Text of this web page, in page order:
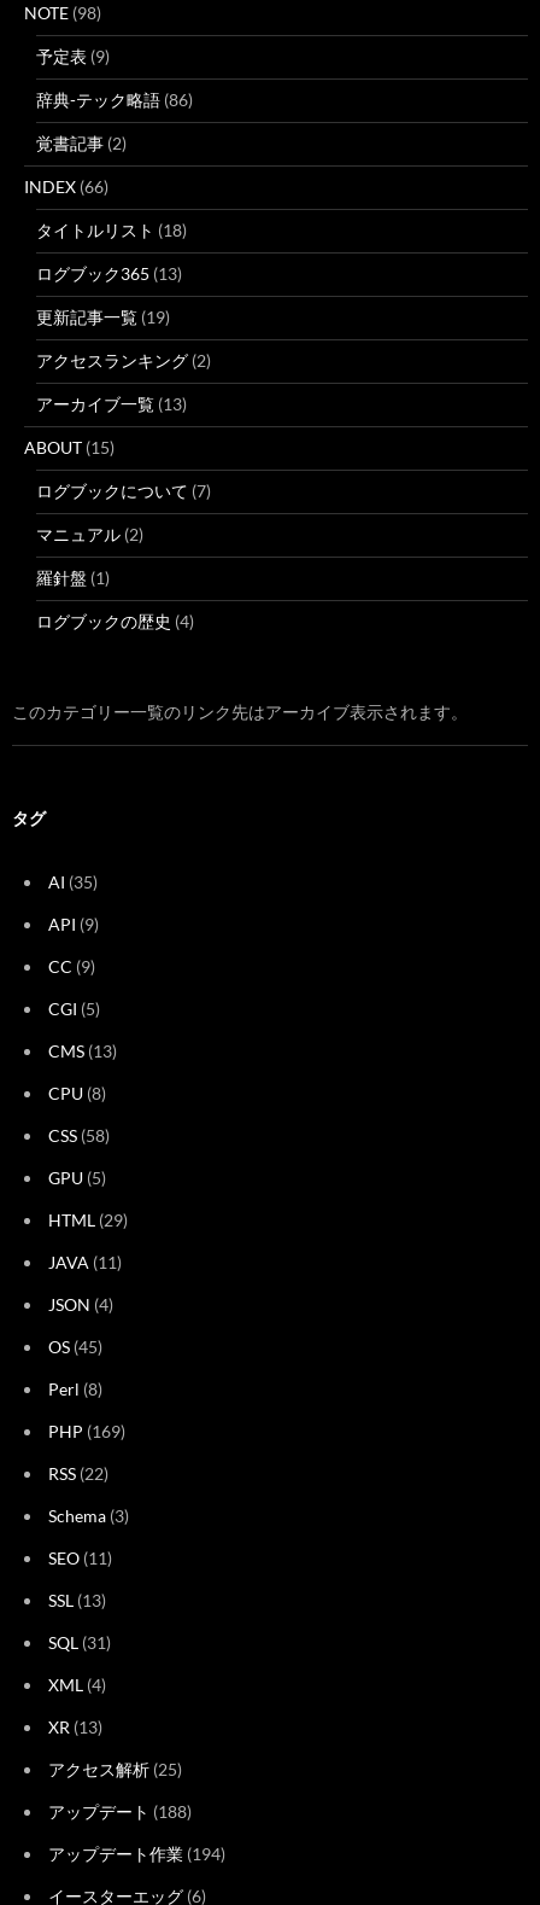
NOTE (98)
予定表 (9)
辞典-テック略語 (86)
覚書記事 (2)
INDEX (66)
タイトルリスト (18)
ログブック365 (13)
更新記事一覧 (19)
アクセスランキング (2)
アーカイブ一覧 (13)
ABOUT (15)
ログブックについて (7)
マニュアル (2)
羅針盤 (1)
ログブックの歴史 (4)
このカテゴリー一覧のリンク先はアーカイブ表示されます。
タグ
AI (35)
API (9)
CC (9)
CGI (5)
CMS (13)
CPU (8)
CSS (58)
GPU (5)
HTML (29)
JAVA (11)
JSON (4)
OS (45)
Perl (8)
PHP (169)
RSS (22)
Schema (3)
SEO (11)
SSL (13)
SQL (31)
XML (4)
XR (13)
アクセス解析 (25)
アップデート (188)
アップデート作業 (194)
イースターエッグ (6)